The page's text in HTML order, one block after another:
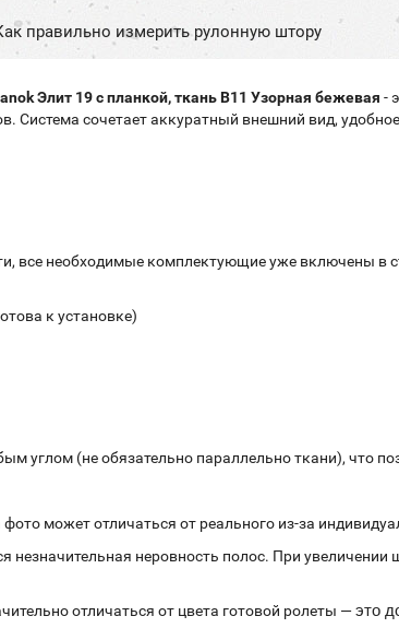
правильно измерить рулонную штору
Элит 19 с планкой, тканьB11 Узорная бежевая -
Система сочетает аккуратный внешний вид,
все необходимые комплектующие уже включены в
к установке)
углом (не обязательно параллельно ткани), что
фото может отличаться от реального из-за
незначительная неровность полос. При
отличаться от цвета готовой ролеты —это